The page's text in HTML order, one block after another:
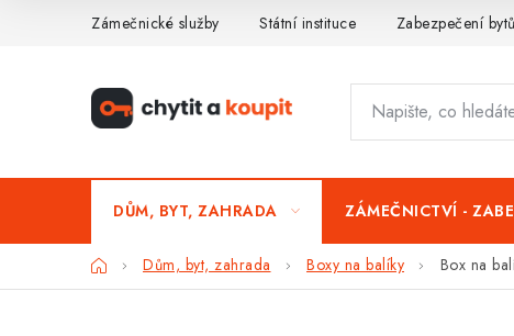
Zámečnické služby Státní instituce Zabezpečení bytů
DŮM, BYT, ZAHRADA ZÁMEČNICTVÍ -
DomůDům, byt, zahrada Boxy na balíky Box na